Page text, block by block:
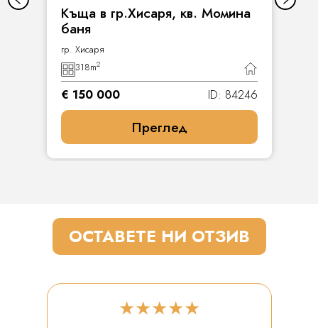
Къща в гр.Хисаря, кв. Момина
баня
гр. Хисаря
318m2
€ 150 000 ID: 84246
Преглед
ОСТАВЕТЕ НИ ОТЗИВ
★★★★★